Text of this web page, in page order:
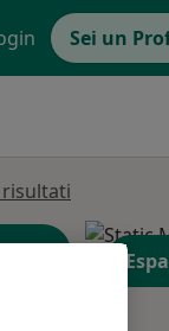
Sei un